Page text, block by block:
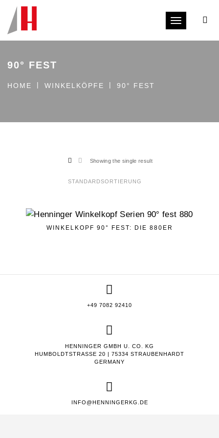
Toggle
90° FEST
HOME WINKELKÖPFE 90° FEST
Showing the single result
WINKELKOPF 90° FEST: DIE 880ER
+49 7082 92410
HENNINGER GMBH U. CO. KG
HUMBOLDTSTRASSE 20 | 75334 STRAUBENHARDT
GERMANY
INFO@HENNINGERKG.DE